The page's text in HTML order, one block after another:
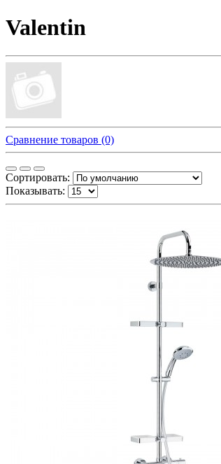
Valentin
Сравнение товаров (0)
Сортировать:
Показывать: